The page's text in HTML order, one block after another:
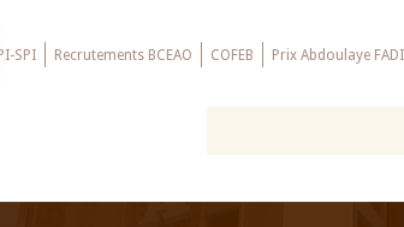
PI-SPI Recrutements BCEAO COFEB Prix Abdoulaye